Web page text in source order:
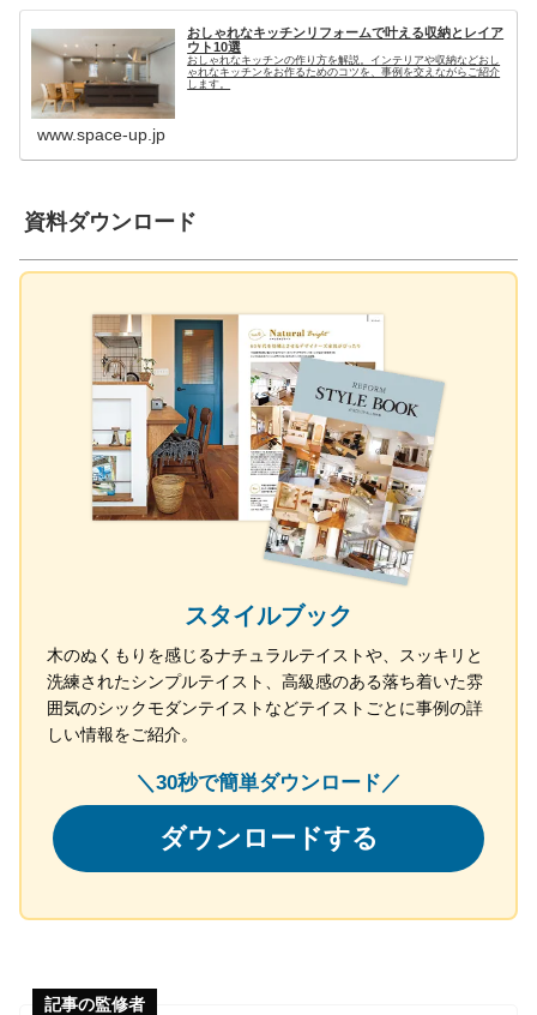
おしゃれなキッチンリフォームで叶える収納とレイア
ウト10選
おしゃれなキッチンの作り方を解説。インテリアや収納などおし
ゃれなキッチンをお作るためのコツを、事例を交えながらご紹介
します。
www.space-up.jp
資料ダウンロード
スタイルブック
木のぬくもりを感じるナチュラルテイストや、スッキリと
洗練されたシンプルテイスト、高級感のある落ち着いた雰
囲気のシックモダンテイストなどテイストごとに事例の詳
しい情報をご紹介。
＼30秒で簡単ダウンロード／
ダウンロードする
記事の監修者